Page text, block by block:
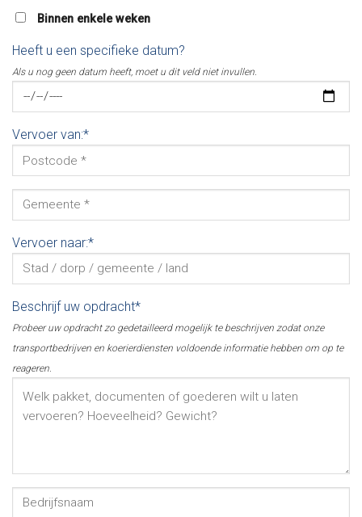
Binnen enkele weken
Heeft u een specifieke datum?
Als u nog geen datum heeft, moet u dit veld niet invullen.
Vervoer van:*
Vervoer naar:*
Beschrijf uw opdracht*
Probeer uw opdracht zo gedetailleerd mogelijk te beschrijven zodat onze
transportbedrijven en koerierdiensten voldoende informatie hebben om op te
reageren.